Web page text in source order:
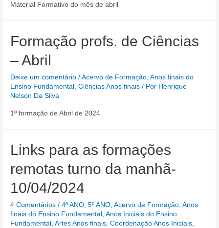
Material Formativo do mês de abril
Formação profs. de Ciências
– Abril
Deixe um comentário /Acervo de Formação ,Anos finais do
Ensino Fundamental
,Ciências Anos finais / Por Henrique
Nelson Da Silva
1º formação de Abril de 2024
Links para as formações
remotas turno da manhã-
10/04/2024
4 Comentários /4º ANO ,5º ANO ,Acervo de Formação ,Anos
finais do Ensino Fundamental ,Anos Iniciais do Ensino
Fundamental ,Artes Anos finais ,Coordenação Anos Iniciais